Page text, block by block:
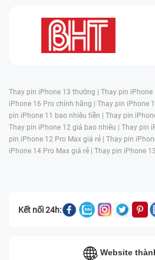
Thay pin iPhone 13 thường | Thay pin iPhone
iPhone 16 Pro chính hãng | Thay pin iPhone
pin iPhone 11 bao nhiêu tiền | Thay pin
Thay pin iPhone 12 giá bao nhiêu | Thay pin
pin iPhone 12 Pro Max giá rẻ | Thay pin
iPhone 14 Pro Max giá rẻ | Thay pin iPhone
Kết nối 24h:
Website